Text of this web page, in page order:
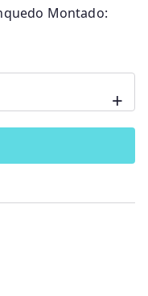
Montado:
+